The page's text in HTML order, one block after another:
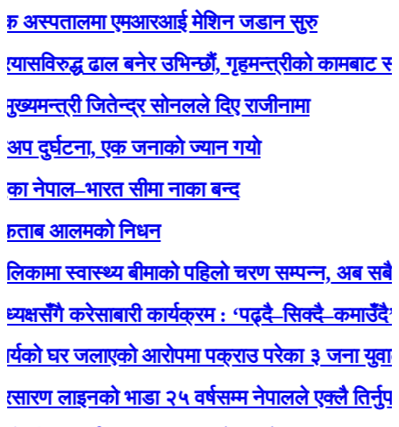
एमआरआई मेशिन जडान सुरु
ढाल बनेर उभिन्छौं, गृहमन्त्रीको कामबाट
जितेन्द्र सोनलले दिए राजीनामा
एक जनाकाे ज्यान गयाे
सीमा नाका बन्द
निधन
स्वास्थ्य बीमाको पहिलो चरण सम्पन्न, अब सबै
करेसाबारी कार्यक्रम : ‘पढ्दै–सिक्दै–कमाउँदै’
जलाएको आरोपमा पक्राउ परेका ३ जना युवालाई
भाडा २५ वर्षसम्म नेपालले एक्‍लै तिर्नुपर्ने’